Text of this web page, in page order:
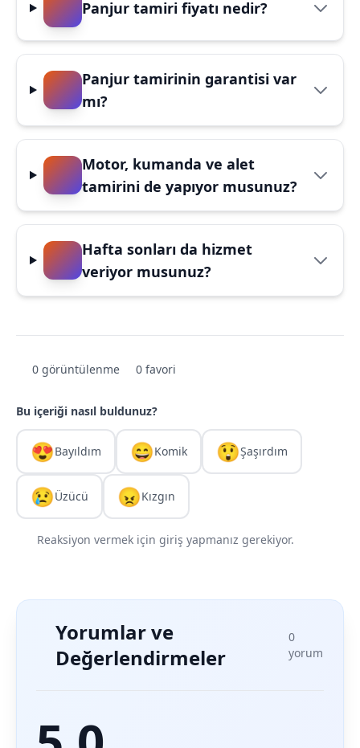
Panjur tamiri fiyatı nedir?
Panjur tamirinin garantisi var
mı?
Motor, kumanda ve alet
tamirini de yapıyor musunuz?
Hafta sonları da hizmet
veriyor musunuz?
0 görüntülenme 0 favori
Bu içeriği nasıl buldunuz?
😍Bayıldım 😄Komik 😲Şaşırdım
😢Üzücü 😠Kızgın
Reaksiyon vermek için giriş yapmanız gerekiyor.
Yorumlar ve
Değerlendirmeler
0
yorum